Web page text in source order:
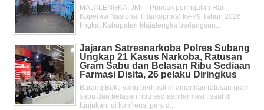
MAJALENGKA, JMI – Puncak peringatan Hari
Koperasi Nasional (Harkopnas) ke-79 Tahun 2026
tingkat Kabupaten Majalengka berlangsun...
Jajaran Satresnarkoba Polres Subang
Ungkap 21 Kasus Narkoba, Ratusan
Gram Sabu dan Belasan Ribu Sediaan
Farmasi Disita, 26 pelaku Diringkus
Barang Bukti yang berhasil di amankan ratusan gram
sabu dan belasan ribu sediaan farmasi , saat di
tunjukan di konfrensi pers d...